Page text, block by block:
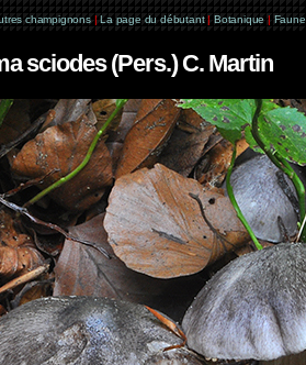
champignons | La page du débutant | Botanique | Faune
sciodes (Pers.) C. Martin